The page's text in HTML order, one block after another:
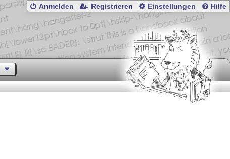
Anmelden Registrieren Einstellungen Hilfe